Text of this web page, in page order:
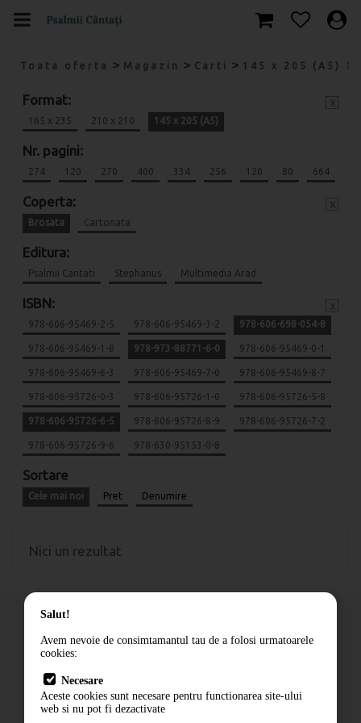
Toata oferta > Magazin > Carti > 145 x 205 (A5)
Format:
165 x 235 210 x 210 145 x 205 (A5)
Nr. pagini:
274 120 270 400 334 256 120 80 664
Coperta:
Brosata Cartonata
Editura:
Psalmii Cantati Stephanus Multimedia Arad
ISBN:
978-606-95469-2-5 978-606-95469-3-2 978-606-698-054-8
978-606-95469-1-8 978-973-88771-6-0 978-606-95469-0-1
978-606-95469-6-3 978-606-95469-7-0 978-606-95469-8-7
978-606-95726-0-3 978-606-95726-1-0 978-606-95726-5-8
978-606-95726-6-5 978-606-95726-8-9 978-606-95726-7-2
978-606-95726-9-6 978-630-95153-0-8
Sortare
Cele mai noi Pret Denumire
Nici un rezultat
Cum comand
Livrare
Contact
Salut!
Avem nevoie de consimtamantul tau de a folosi urmatoarele
cookies:
Necesare
Aceste cookies sunt necesare pentru functionarea site-ului
web si nu pot fi dezactivate